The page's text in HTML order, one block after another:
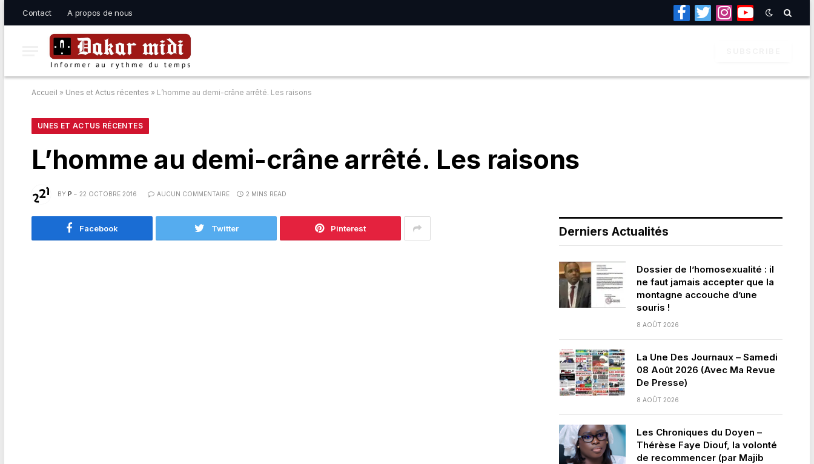
Contact A propos de nous
Facebook
TwitterInstagramYouTube
Accueil » Unes et Actus récentes » L’homme au demi-crâne arrêté. Les raisons
UNES ET ACTUS RÉCENTES
L’homme au demi-crâne arrêté. Les raisons
BY P 22 OCTOBRE 2016 AUCUN COMMENTAIRE 2 MINS READ
Facebook Twitter Pinterest Derniers Actualités
Dossier de l’homosexualité : il
ne faut jamais accepter que la
montagne accouche d’une
souris !
8 AOÛT 2026
La Une Des Journaux – Samedi
08 Août 2026 (Avec Ma Revue
De Presse)
8 AOÛT 2026
Les Chroniques du Doyen –
Thérèse Faye Diouf, la volonté
de recommencer (par Majib